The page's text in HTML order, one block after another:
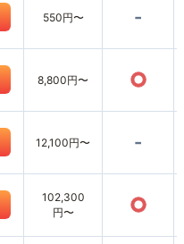
550円〜 -
8,800円〜 ○
12,100円〜 -
102,300
円〜
○